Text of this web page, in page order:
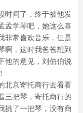
时间了，终于被他发
孟学琴吧，她这么喜
非常喜欢音乐，但是
啊，这时我爸爸想到
他的意见，刘伯伯说
北京寄托商行去看看
三把琴，寄托商行的
挑了一把琴，没有商